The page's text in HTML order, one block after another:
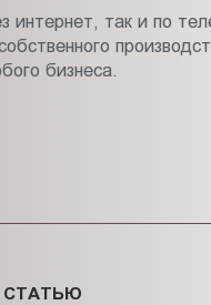
интернет, так и по
бизнеса.